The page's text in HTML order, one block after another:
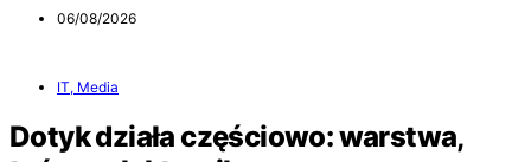
06/08/2026
IT, Media
Dotyk działa częściowo: warstwa,